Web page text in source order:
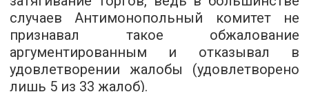
случаев Антимонопольный комитет не
признавал такое обжалование
аргументированным и отказывал в
удовлетворении жалобы (удовлетворено
лишь 5 из 33 жалоб).